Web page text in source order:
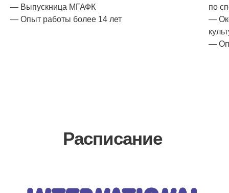
— Выпускница МГАФК
— Опыт работы более 14 лет
по
—
—
Расписание